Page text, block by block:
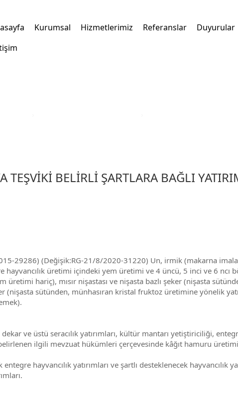
Kurumsal Hizmetlerimiz Referanslar
Duyurular
TEŞVİKİ BELİRLİ ŞARTLARA BAĞLI
29286) (Değişik:RG-21/8/2020-31220) Un, irmik (makarna
hayvancılık üretimi içindeki yem üretimi ve 4 üncü, 5 inci ve 6
üretimi hariç), mısır nişastası ve nişasta bazlı şeker (nişasta
(nişasta sütünden, münhasıran kristal fruktoz üretimine yönelik
ve üstü seracılık yatırımları, kültür mantarı yetiştiriciliği,
ilgili mevzuat hükümleri çerçevesinde kâğıt hamuru
hayvancılık yatırımları ve şartlı desteklenecek hayvancılık